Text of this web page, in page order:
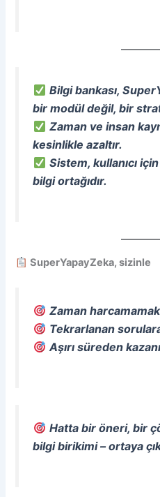
Bilgi bankası,
bir modül değil, bir
Zaman ve insan
kesinlikle azaltır.
Sistem, kullanıcı
bilgi ortağıdır.
SuperYapayZeka, sizinle
Zaman harcamamak
Tekrarlanan
Aşırı süreden
Hatta bir öneri, bir
bilgi birikimi – ortaya